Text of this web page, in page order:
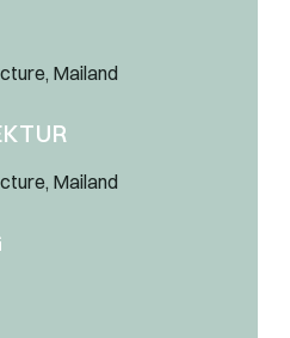
Mailand
Mailand